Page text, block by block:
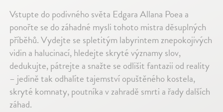
Vstupte do podivného světa Edgara Allana Poea a
ponořte se do záhadné mysli tohoto mistra děsuplných
příběhů. Vydejte se spletitým labyrintem znepokojivých
vidin a halucinací, hledejte skryté významy slov,
dedukujte, pátrejte a snažte se odlišit fantazii od reality
– jedině tak odhalíte tajemství opuštěného kostela,
skryté komnaty, poutníka v zahradě smrti a řady dalších
záhad.